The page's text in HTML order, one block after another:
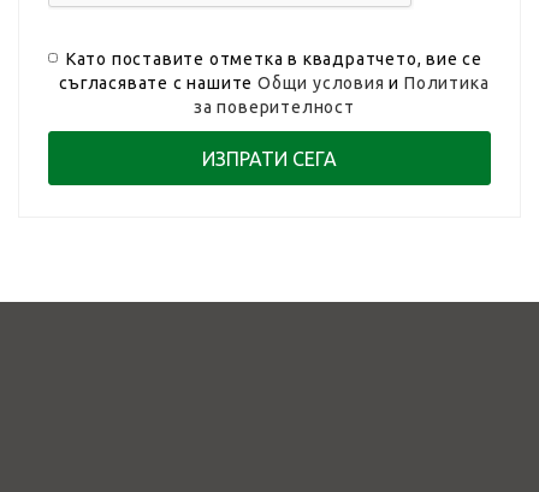
Като поставите отметка в квадратчето, вие се
съгласявате с нашитеОбщи условия иПолитика
за поверителност